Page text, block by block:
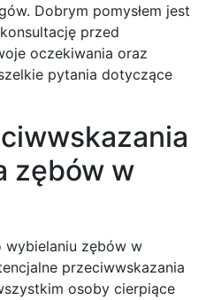
Dobrym pomysłem jest
przed
oczekiwania oraz
pytania dotyczące
zębów w
wybielaniu zębów w
przeciwwskazania
osoby cierpiące